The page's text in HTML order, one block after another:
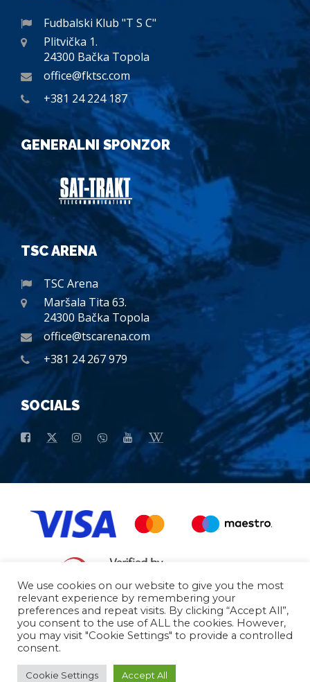
Fudbalski Klub "T S C"
Plitvička 1.
24300 Bačka Topola
office@fktsc.com
+381 24 224 187
GENERALNI SPONZOR
TSC ARENA
TSC Arena
Maršala Tita 63.
24300 Bačka Topola
office@tscarena.com
+381 24 267 979
SOCIALS
Opšti uslovi kupovine Osnovni Podaci
© 2026 - All Rights Reserved
We use cookies on our website to give you the most
relevant experience by remembering your
preferences and repeat visits. By clicking “Accept All”,
you consent to the use of ALL the cookies. However,
you may visit "Cookie Settings" to provide a controlled
consent.
Cookie Settings Accept All